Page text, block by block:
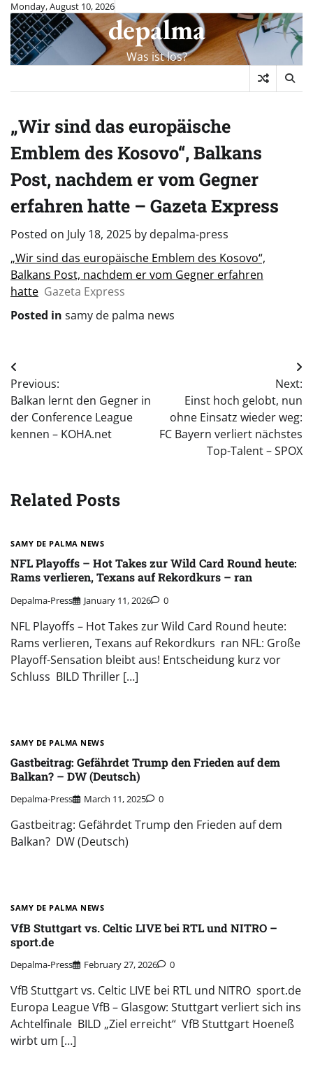
Skip
content
Monday, August 10, 2026
depalma
Was ist los?
„Wir sind das europäische
Emblem des Kosovo“, Balkans
Post, nachdem er vom Gegner
erfahren hatte – Gazeta Express
Posted on July 18, 2025 by depalma-press
„Wir sind das europäische Emblem des Kosovo“,
Balkans Post, nachdem er vom Gegner erfahren
hatte Gazeta Express
Posted in samy de palma news
Post
navigation
Previous:
Balkan lernt den Gegner in
der Conference League
kennen – KOHA.net
Next:
Einst hoch gelobt, nun
ohne Einsatz wieder weg:
FC Bayern verliert nächstes
Top-Talent – SPOX
Related Posts
SAMY DE PALMA NEWS
NFL Playoffs – Hot Takes zur Wild Card Round heute:
Rams verlieren, Texans auf Rekordkurs – ran
Depalma-Press January 11, 2026 0
NFL Playoffs – Hot Takes zur Wild Card Round heute:
Rams verlieren, Texans auf Rekordkurs ran NFL: Große
Playoff-Sensation bleibt aus! Entscheidung kurz vor
Schluss BILD Thriller […]
SAMY DE PALMA NEWS
Gastbeitrag: Gefährdet Trump den Frieden auf dem
Balkan? – DW (Deutsch)
Depalma-Press March 11, 2025 0
Gastbeitrag: Gefährdet Trump den Frieden auf dem
Balkan? DW (Deutsch)
SAMY DE PALMA NEWS
VfB Stuttgart vs. Celtic LIVE bei RTL und NITRO –
sport.de
Depalma-Press February 27, 2026 0
VfB Stuttgart vs. Celtic LIVE bei RTL und NITRO sport.de
Europa League VfB – Glasgow: Stuttgart verliert sich ins
Achtelfinale BILD „Ziel erreicht“ VfB Stuttgart Hoeneß
wirbt um […]